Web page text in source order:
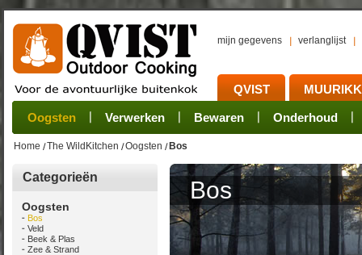
mijn gegevens verlanglijst
QVIST
Houtvuur Dutch Ovens en ander gietijzer
Grillplaat & ijzers Pannen Rookovens
Oogsten Verwerken Bewaren Onderhoud
Sets Stoves Camping sets Pots, Pans, Kettles
Home The WildKitchen Oogsten Bos
Categorieën
Oogsten
Bos
Veld
Beek & Plas
Zee & Strand
Bos